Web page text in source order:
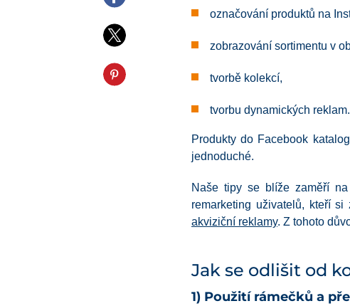
označování produktů na
zobrazování sortimentu v
tvorbě kolekcí,
tvorbu dynamických reklam.
Produkty do Facebook
jednoduché.
Naše tipy se blíže zaměří
remarketing uživatelů, kteří
akviziční reklamy. Z tohoto
Jak se odlišit od
1) Použití rámečků a